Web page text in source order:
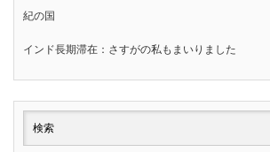
紀の国
インド長期滞在：さすがの私もまいりました